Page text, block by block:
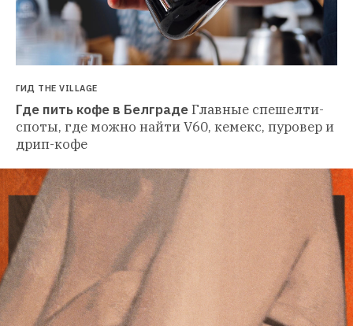
ГИД THE VILLAGE
Где пить кофе в БелградеГлавные спешелти-
споты, где можно найти V60, кемекс, пуровер и
дрип-кофе